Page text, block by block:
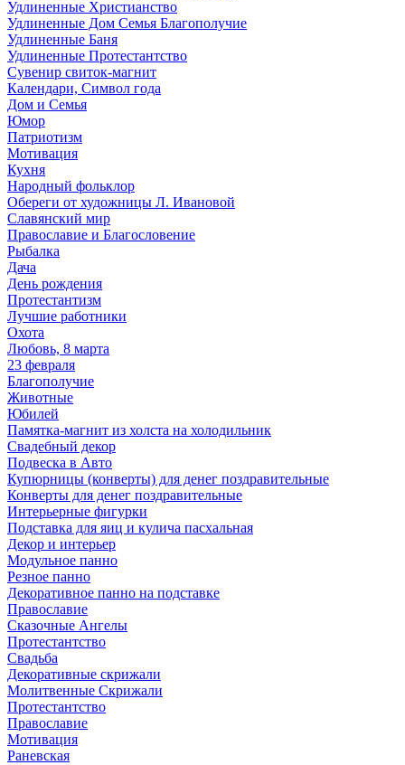
Удлиненные Христианство
Удлиненные Дом Семья Благополучие
Удлиненные Баня
Удлиненные Протестантство
Сувенир свиток-магнит
Календари, Символ года
Дом и Семья
Юмор
Патриотизм
Мотивация
Кухня
Народный фольклор
Обереги от художницы Л. Ивановой
Славянский мир
Православие и Благословение
Рыбалка
Дача
День рождения
Протестантизм
Лучшие работники
Охота
Любовь, 8 марта
23 февраля
Благополучие
Животные
Юбилей
Памятка-магнит из холста на холодильник
Свадебный декор
Подвеска в Авто
Купюрницы (конверты) для денег поздравительные
Конверты для денег поздравительные
Интерьерные фигурки
Подставка для яиц и кулича пасхальная
Декор и интерьер
Модульное панно
Резное панно
Декоративное панно на подставке
Православие
Сказочные Ангелы
Протестантство
Свадьба
Декоративные скрижали
Молитвенные Скрижали
Протестантство
Православие
Мотивация
Раневская